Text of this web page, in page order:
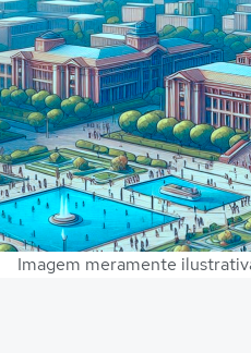
Imagem meramente